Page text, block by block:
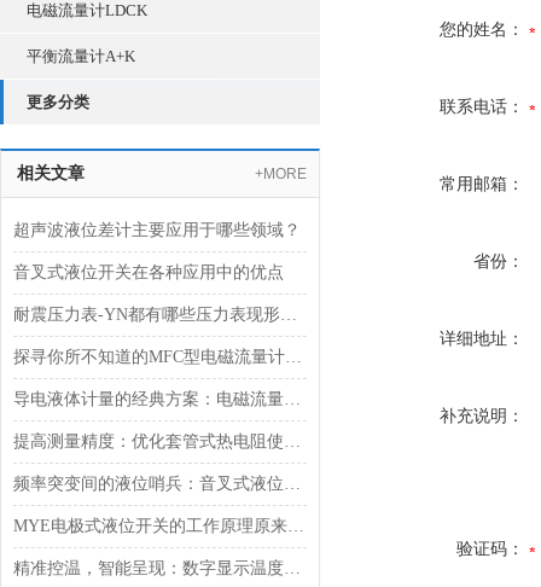
电磁流量计LDCK
平衡流量计A+K
更多分类
相关文章 +MORE
超声波液位差计主要应用于哪些领域？
音叉式液位开关在各种应用中的优点
耐震压力表-YN都有哪些压力表现形式？
探寻你所不知道的MFC型电磁流量计的测量原理
导电液体计量的经典方案：电磁流量计KKF8210选型策略与参数确认
提高测量精度：优化套管式热电阻使用技巧
频率突变间的液位哨兵：音叉式液位开关的振动机理与过程控制适配
MYE电极式液位开关的工作原理原来是这样的
精准控温，智能呈现：数字显示温度调节器，工业过程的智慧节拍器
您的姓名：
联系电话：
常用邮箱：
省份：
详细地址：
补充说明：
验证码：